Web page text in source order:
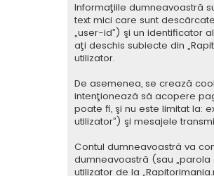
Informaţiile dumneavoastră
text mici care sunt
„user-id”) şi un identificator
aţi deschis subiecte din
utilizator.
De asemenea, se crează
intenţionează să acopere
poate fi, şi nu este limitat la:
utilizator”) şi mesajele
Contul dumneavoastră va
dumneavoastră (sau
utilizator de la